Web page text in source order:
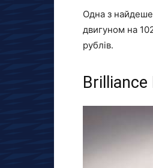
Одна з
двигуном на
рублів.
Brilliance